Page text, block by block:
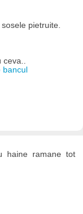
pietruite.
ceva..
haine ramane tot